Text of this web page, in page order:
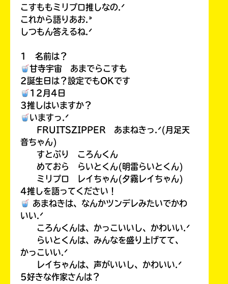
こすももミリプロ推しなの.ᐟ
これから語りあお.ᐣ
しつもん答えるね.ᐟ
1 名前は？
甘寺宇宙 あまでらこすも
2誕生日は？設定でもOKです
12月4日
3推しはいますか？
いますっ.ᐟ
FRUITSZIPPER あまねきっ.ᐟ(月足天
音ちゃん)
すとぷり ころんくん
めておら らいとくん(明雷らいとくん)
ミリプロ レイちゃん(夕霧レイちゃん)
4推しを語ってください！
あまねきは、なんかツンデレみたいでかわ
いい.ᐟ
ころんくんは、かっこいいし、かわいい.ᐟ
らいとくんは、みんなを盛り上げてて、
かっこいい.ᐟ
レイちゃんは、声がいいし、かわいい.ᐟ
5好きな作家さんは？